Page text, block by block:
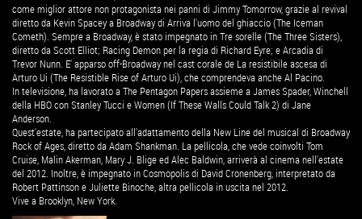
come miglior attore non protagonista nei panni di Jimmy Tomorrow, grazie al revival
diretto da Kevin Spacey a Broadway di Arriva l'uomo del ghiaccio (The Iceman
Cometh). Sempre a Broadway, è stato impegnato in Tre sorelle (The Three Sisters),
diretto da Scott Elliot; Racing Demon per la regia di Richard Eyre; e Arcadia di
Trevor Nunn. E' apparso off-Broadway nel cast corale de La resistibile ascesa di
Arturo Ui (The Resistible Rise of Arturo Ui), che comprendeva anche Al Pacino.
In televisione, ha lavorato a The Pentagon Papers assieme a James Spader, Winchell
della HBO con Stanley Tucci e Women (If These Walls Could Talk 2) di Jane
Anderson.
Quest'estate, ha partecipato all'adattamento della New Line del musical di Broadway
Rock of Ages, diretto da Adam Shankman. La pellicola, che vede coinvolti Tom
Cruise, Malin Akerman, Mary J. Blige ed Alec Baldwin, arriverà al cinema nell'estate
del 2012. Inoltre, è impegnato in Cosmopolis di David Cronenberg, interpretato da
Robert Pattinson e Juliette Binoche, altra pellicola in uscita nel 2012.
Vive a Brooklyn, New York.